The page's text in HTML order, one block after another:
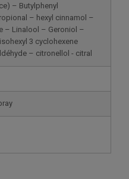
– Butylphenyl
– hexyl cinnamol –
– Linalool – Geroniol –
3 cyclohexene
– citronellol - citral